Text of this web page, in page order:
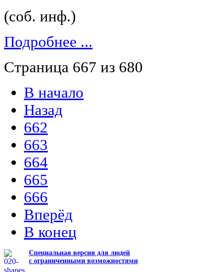
(соб. инф.)
Подробнее ...
Страница 667 из 680
В начало
Назад
662
663
664
665
666
Вперёд
В конец
Специальная версия для людей
с ограниченными возможностями